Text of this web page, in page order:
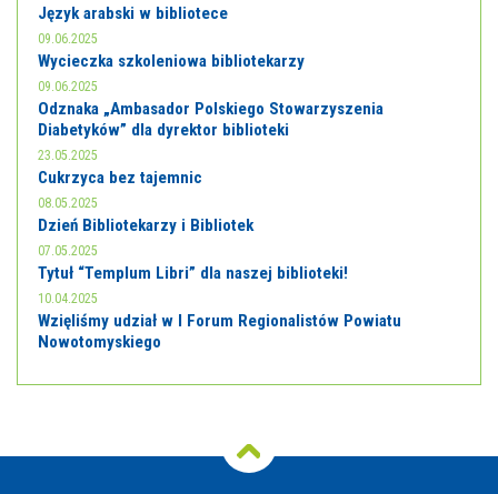
Język arabski w bibliotece
09.06.2025
Wycieczka szkoleniowa bibliotekarzy
09.06.2025
Odznaka „Ambasador Polskiego Stowarzyszenia
Diabetyków” dla dyrektor biblioteki
23.05.2025
Cukrzyca bez tajemnic
08.05.2025
Dzień Bibliotekarzy i Bibliotek
07.05.2025
Tytuł “Templum Libri” dla naszej biblioteki!
10.04.2025
Wzięliśmy udział w I Forum Regionalistów Powiatu
Nowotomyskiego